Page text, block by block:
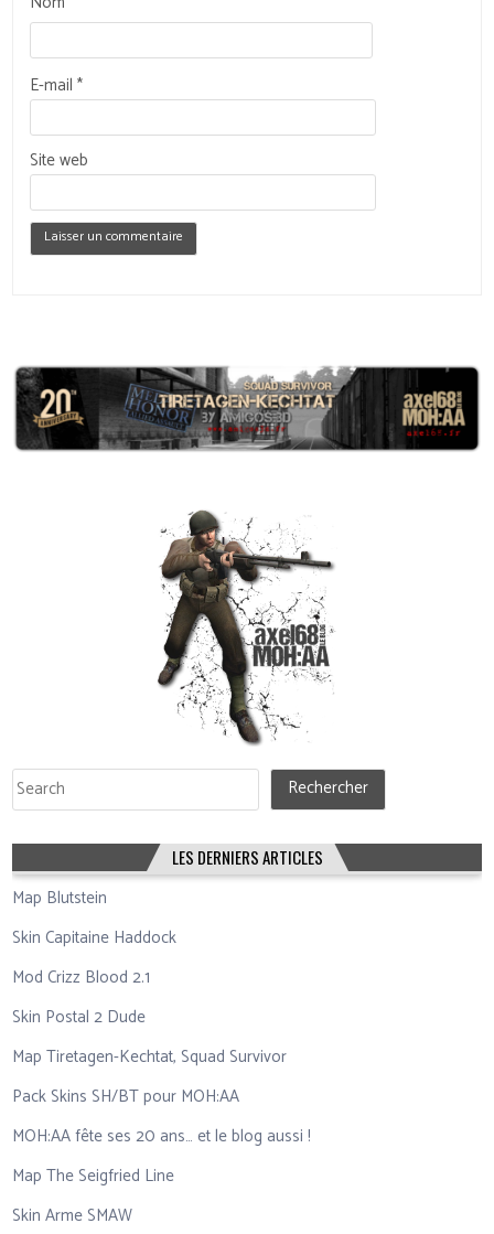
E-mail*
Site web
Rechercher Rechercher
LES DERNIERS ARTICLES
Map Blutstein
Skin Capitaine Haddock
Mod Crizz Blood 2.1
Skin Postal 2 Dude
Map Tiretagen-Kechtat, Squad Survivor
Pack Skins SH/BT pour MOH:AA
MOH:AA fête ses 20 ans… et le blog aussi !
Map The Seigfried Line
Skin Arme SMAW